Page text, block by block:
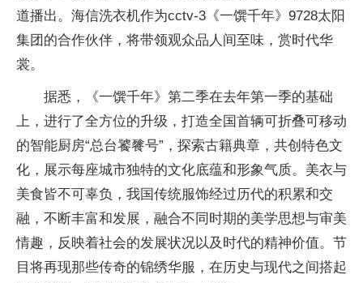
道播出。海信洗衣机作为cctv-3《一馔千年》9728太阳
集团的合作伙伴，将带领观众品人间至味，赏时代华
裳。
据悉，《一馔千年》第二季在去年第一季的基础
上，进行了全方位的升级，打造全国首辆可折叠可移动
的智能厨房“总台饕餮号”，探索古籍典章，共创特色文
化，展示每座城市独特的文化底蕴和形象气质。美衣与
美食皆不可辜负，我国传统服饰经过历代的积累和交
融，不断丰富和发展，融合不同时期的美学思想与审美
情趣，反映着社会的发展状况以及时代的精神价值。节
目将再现那些传奇的锦绣华服，在历史与现代之间搭起